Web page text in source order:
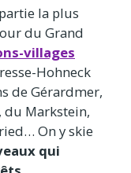
la plus
du Grand
villages
Hohneck
de Gérardmer,
du Markstein,
On y skie
qui